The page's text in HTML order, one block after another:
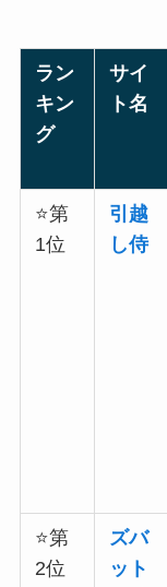
ラン
キン
グ
サイ
ト名
⭐第
1位
引越
し侍
⭐第
2位
ズバ
ット